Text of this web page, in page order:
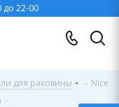
до 22-00
для раковины - Nice
-